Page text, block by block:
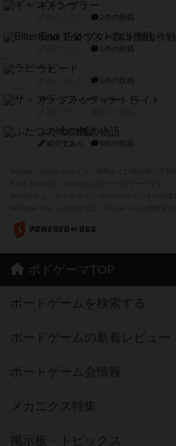
ギャンブラー
2件の投稿
Bitter End ブタペスト救出作戦
1件の投稿
ラピード
1件の投稿
ザ・フラッフィー・ライト
ふたつの城の物語
紹介文あり 6件の投稿
ボドゲーマTOP
ボードゲームを検索する
ボードゲームの新着レビュー
ボードゲーム会情報
メカニクス特集
掲示板・トピックス